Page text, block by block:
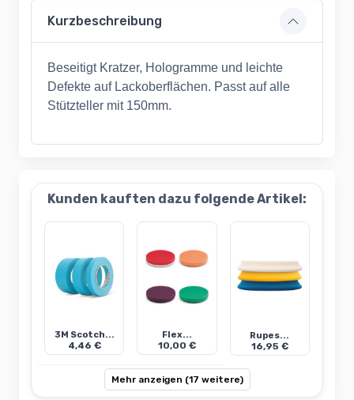
Kurzbeschreibung
Beseitigt Kratzer, Hologramme und leichte
Defekte auf Lackoberflächen. Passt auf alle
Stützteller mit 150mm.
Kunden kauften dazu folgende Artikel:
3M Scotch...
4,46 €
Flex...
10,00 €
Rupes...
16,95 €
Mehr anzeigen (17 weitere)